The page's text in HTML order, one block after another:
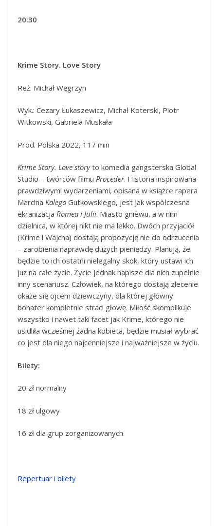
20:30
Krime Story. Love Story
Reż. Michał Węgrzyn
Wyk.: Cezary Łukaszewicz, Michał Koterski, Piotr
Witkowski, Gabriela Muskała
Prod. Polska 2022, 117 min
Krime Story. Love storyto komedia gangsterska Global
Studio – twórców filmu Proceder. Historia inspirowana
prawdziwymi wydarzeniami, opisana w książce rapera
Marcina Kalego Gutkowskiego, jest jak współczesna
ekranizacja Romea i Julii. Miasto gniewu, a w nim
dzielnica, w której nikt nie ma lekko. Dwóch przyjaciół
(Krime i Wajcha) dostają propozycję nie do odrzucenia
– zarobienia naprawdę dużych pieniędzy. Planują, że
będzie to ich ostatni nielegalny skok, który ustawi ich
już na całe życie. Życie jednak napisze dla nich zupełnie
inny scenariusz. Człowiek, na którego dostają zlecenie
okaże się ojcem dziewczyny, dla której główny
bohater kompletnie straci głowę. Miłość skomplikuje
wszystko i nawet taki facet jak Krime, którego nie
usidliła wcześniej żadna kobieta, będzie musiał wybrać
co jest dla niego najcenniejsze i najważniejsze w życiu.
Bilety:
20 zł normalny
18 zł ulgowy
16 zł dla grup zorganizowanych
Repertuar i bilety